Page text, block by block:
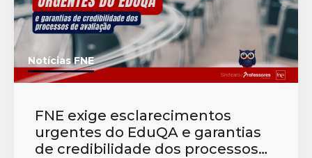
Notícias FNE
FNE exige esclarecimentos
urgentes do EduQA e garantias
de credibilidade dos processos